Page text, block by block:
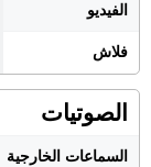
الفيديو
فلاش
الصوتيات
السماعات الخارجية